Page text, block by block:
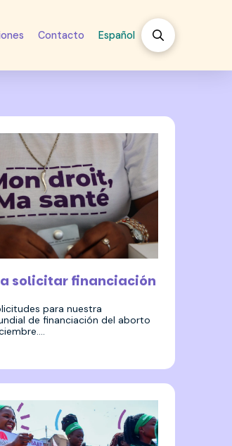
Contacto Español
solicitar financiación
para nuestra
de financiación del aborto